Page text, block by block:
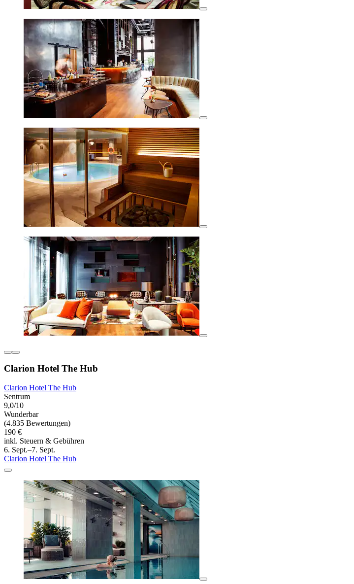
Clarion Hotel The Hub
Clarion Hotel The Hub
Sentrum
9,0/10
Wunderbar
(4.835 Bewertungen)
190 €
inkl. Steuern & Gebühren
6. Sept.–7. Sept.
Clarion Hotel The Hub